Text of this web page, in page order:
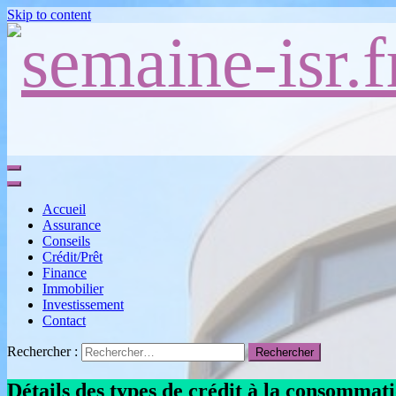
Skip to content
Accueil
Assurance
Conseils
Crédit/Prêt
Finance
Immobilier
Investissement
Contact
Rechercher :
Détails des types de crédit à la